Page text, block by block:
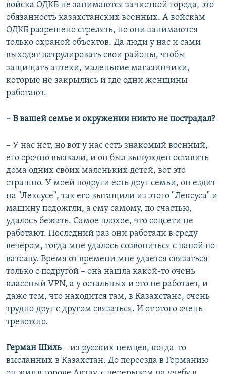
войска ОДКБ не занимаются зачисткой города, это
обязанность казахстанских военных. А войскам
ОДКБ разрешено стрелять, но они занимаются
только охраной объектов. Да люди у нас и сами
выходят патрулировать свои районы, чтобы
защищать аптеки, маленькие магазинчики,
которые не закрылись и где одни женщины
работают.
– В вашей семье и окружении никто не пострадал?
– У нас нет, но вот у нас есть знакомый военный,
его срочно вызвали, и он был вынужден оставить
дома одних своих маленьких детей, вот это
страшно. У моей подруги есть друг семьи, он ездит
на "Лексусе", так его вытащили из этого "Лексуса" и
машину подожгли, а ему самому, по счастью,
удалось бежать. Самое плохое, что соцсети не
работают. Последний раз они работали в среду
вечером, тогда мне удалось созвониться с папой по
ватсапу. Время от времени мне удается связаться
только с подругой – она нашла какой-то очень
классный VPN, а у остальных и это не работает, и
даже тем, что находится там, в Казахстане, очень
трудно друг с другом связаться. И от этого очень
тревожно.
Герман Шиль – из русских немцев, когда-то
высланных в Казахстан. До переезда в Германию